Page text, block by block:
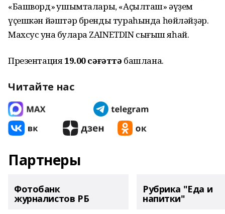
«Башворд» ҡушымталары, «Аҫылташ» әүҙем
үҫешкән йәштәр бренды тураһында һөйләйҙәр.
Махсус ҡунаҡ булараҡ ZAINETDIN сығыш яһай.
Презентация19.00 сәғәттә башлана.
Читайте нас
Партнеры
Фотобанк
журналистов РБ
Рубрика "Еда и
напитки"